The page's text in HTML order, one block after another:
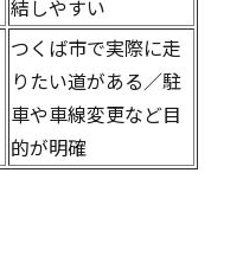
結しやすい
つくば市で実際に走
りたい道がある／駐
車や車線変更など目
的が明確